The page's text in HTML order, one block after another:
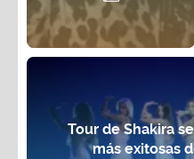
Tour de Shakira
más exitosas